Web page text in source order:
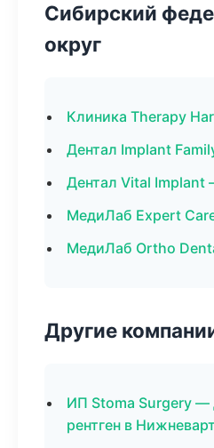
Сибирский
округ
Клиника Therapy
Дентал Implant
Дентал Vital
МедиЛаб Expert
МедиЛаб Ortho
Другие
ИП Stoma Surgery —
рентген в